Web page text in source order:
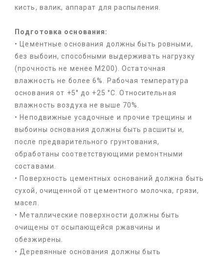
кисть, валик, аппарат для распыления.
Подготовка основания:
• Цементные основания должны быть ровными,
без выбоин, способными выдерживать нагрузку
(прочность не менее М200). Остаточная
влажность не более 6%. Рабочая температура
основания от +5° до +25 °С. Относительная
влажность воздуха не выше 70%.
• Неподвижные усадочные и прочие трещины и
выбоины основания должны быть расшиты и,
после предварительного грунтования,
обработаны соответствующими ремонтными
составами.
• Поверхность цементных оснований должна быть
сухой, очищенной от цементного молочка, грязи,
масел.
• Металлические поверхности должны быть
очищены от осыпающейся ржавчины и
обезжирены.
• Деревянные основания должны быть